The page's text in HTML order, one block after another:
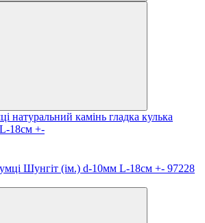
натуральний камінь гладка кулька
18см +-